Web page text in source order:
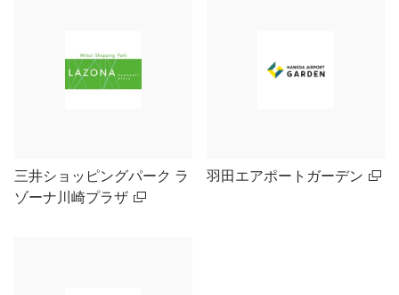
三井ショッピングパーク ラ
ゾーナ川崎プラザ
羽田エアポートガーデン